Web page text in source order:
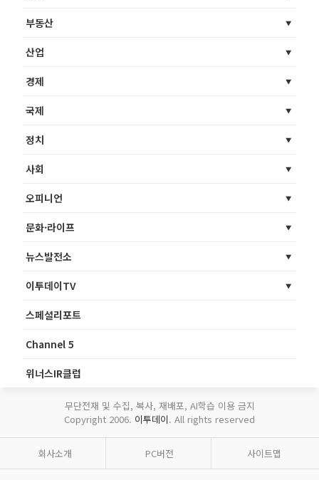
부동산
산업
경제
국제
정치
사회
오피니언
문화·라이프
뉴스발전소
이투데이TV
스페셜리포트
Channel 5
위너스IR클럽
무단전재 및 수집, 복사, 재배포, AI학습 이용 금지
Copyright 2006. 이투데이. All rights reserved
회사소개 PC버전 사이트맵